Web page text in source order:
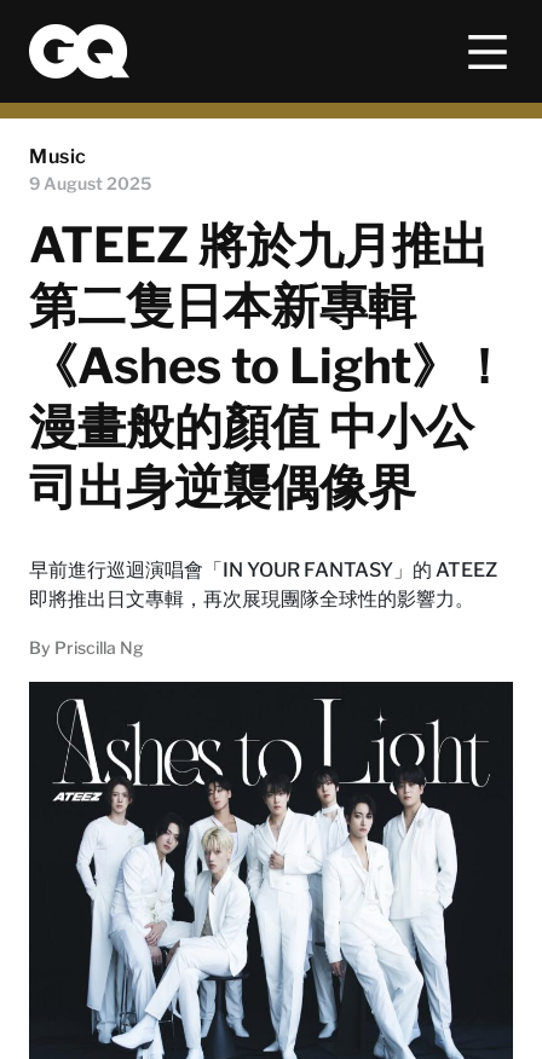
Music
9 August 2025
ATEEZ 將於九月推出
第二隻日本新專輯
《Ashes to Light》！
漫畫般的顏值 中小公
司出身逆襲偶像界
早前進行巡迴演唱會「IN YOUR FANTASY」的 ATEEZ
即將推出日文專輯，再次展現團隊全球性的影響力。
By Priscilla Ng